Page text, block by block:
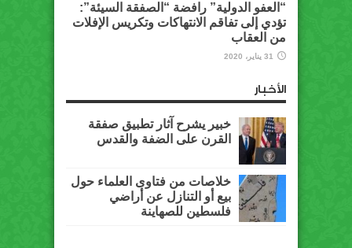
“العفو الدولية” رافضة “الصفقة السيئة”:
تؤدي إلى تفاقم الانتهاكات وتكريس الإفلات
من العقاب
31 يناير، 2020
الأخبار
خبير يشرح آثار تطبيق صفقة
القرن على الضفة والقدس
خلاصات من فتاوى العلماء حول
بيع أو التنازل عن أراضي
فلسطين للصهاينة